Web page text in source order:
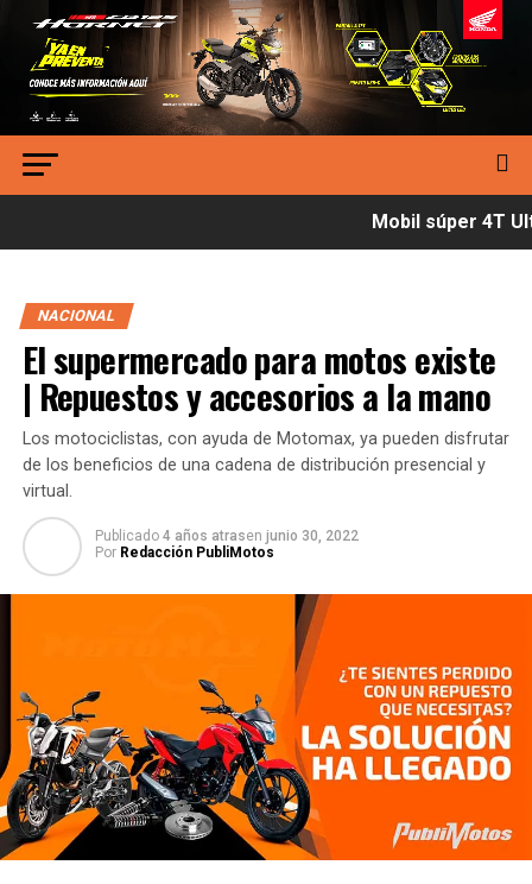
Mobil súper 4T
NACIONAL
El supermercado para motos existe
| Repuestos y accesorios a la mano
Los motociclistas, con ayuda de Motomax, ya pueden disfrutar
de los beneficios de una cadena de distribución presencial y
virtual.
Publicado 4 años atrasen junio 30, 2022
Por Redacción PubliMotos